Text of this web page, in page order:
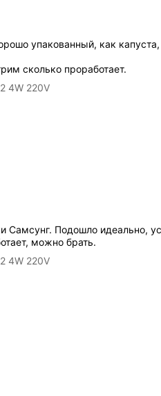
упакованный, как
сколько проработает.
4W 220V
Самсунг. Подошло идеально,
можно брать.
4W 220V